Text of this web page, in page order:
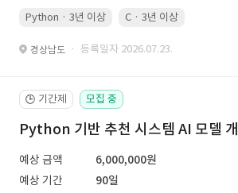
Python · 3년 이상 C · 3년 이상
경상남도 · 등록일자 2026.07.23.
🕒 기간제 모집 중
Python 기반 추천 시스템 AI 모델
예상 금액
6,000,000원
예상 기간
90일